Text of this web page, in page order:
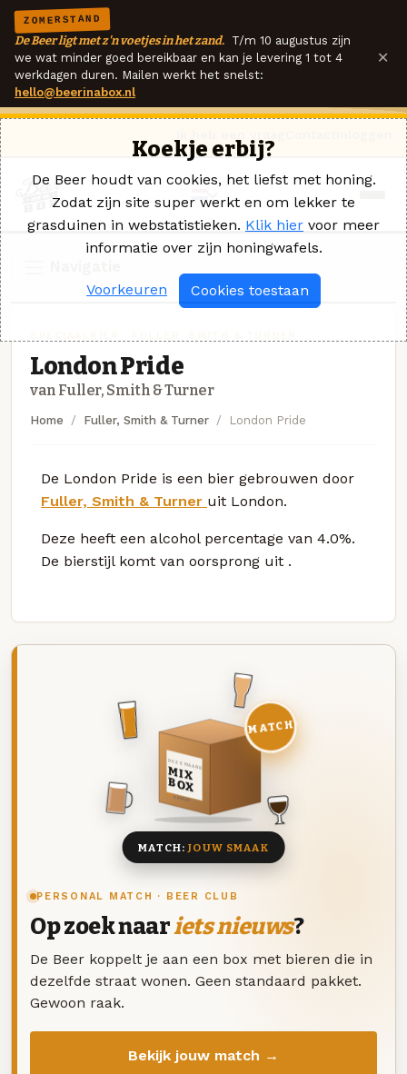
ZOMERSTAND
De Beer ligt met z'n voetjes in het zand. T/m 10 augustus zijn
we wat minder goed bereikbaar en kan je levering 1 tot 4
werkdagen duren. Mailen werkt het snelst:
hello@beerinabox.nl
×
London Pride
van Fuller, Smith & Turner
Home Fuller, Smith & Turner London Pride
De London Pride is een bier gebrouwen door
Fuller, Smith & Turner uit London.
Deze heeft een alcohol percentage van 4.0%.
De bierstijl komt van oorsprong uit .
PERSONAL MATCH · BEER CLUB
Op zoek naariets nieuws?
De Beer koppelt je aan een box met bieren die in
dezelfde straat wonen. Geen standaard pakket.
Gewoon raak.
Bekijk jouw match →
DEZE MAAND
MIX
BOX
8 BIEREN
MATCH
MATCH:JOUW SMAAK
Koekje erbij?
De Beer houdt van cookies, het liefst met honing.
Zodat zijn site super werkt en om lekker te
grasduinen in webstatistieken. Klik hier voor meer
informatie over zijn honingwafels.
Voorkeuren Cookies toestaan